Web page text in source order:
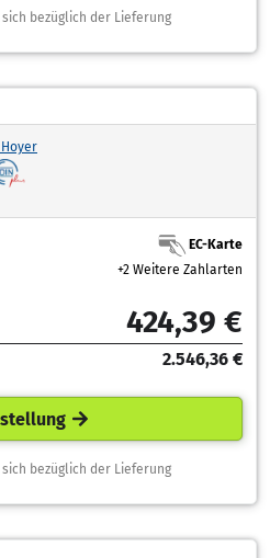
bezüglich der Lieferung
EC-Karte
+2 Weitere Zahlarten
424,39 €
2.546,36 €
bezüglich der Lieferung